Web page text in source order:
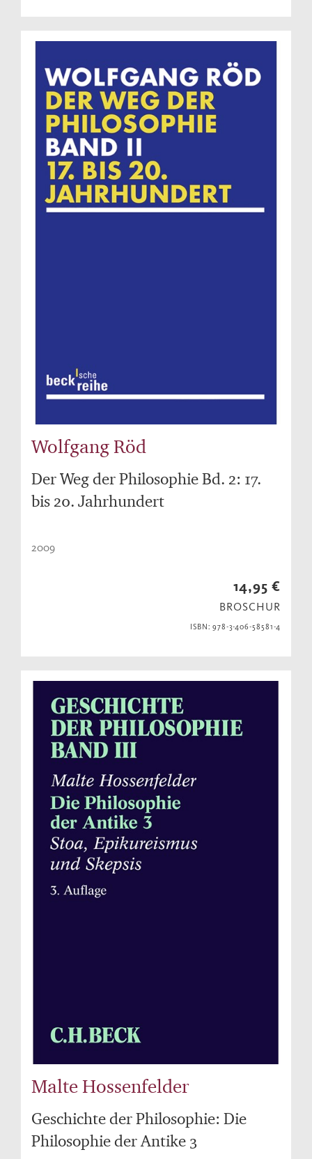
Wolfgang Röd
Der Weg der Philosophie Bd. 2: 17.
bis 20. Jahrhundert
2009
14,95 €
BROSCHUR
ISBN: 978-3-406-58581-4
Malte Hossenfelder
Geschichte der Philosophie: Die
Philosophie der Antike 3